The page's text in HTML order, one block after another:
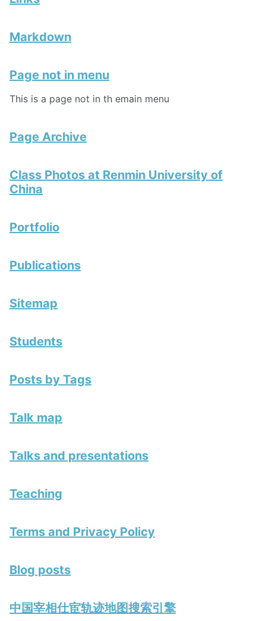
Markdown
Page not in menu
This is a page not in th emain menu
Page Archive
Class Photos at Renmin University of
China
Portfolio
Publications
Sitemap
Students
Posts by Tags
Talk map
Talks and presentations
Teaching
Terms and Privacy Policy
Blog posts
中国宰相仕宦轨迹地图搜索引擎